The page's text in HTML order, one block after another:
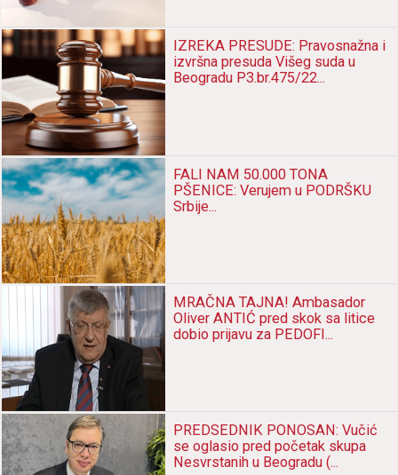
IZREKA PRESUDE: Pravosnažna i
izvršna presuda Višeg suda u
Beogradu P3.br.475/22...
FALI NAM 50.000 TONA
PŠENICE: Verujem u PODRŠKU
Srbije...
MRAČNA TAJNA! Ambasador
Oliver ANTIĆ pred skok sa litice
dobio prijavu za PEDOFI...
PREDSEDNIK PONOSAN: Vučić
se oglasio pred početak skupa
Nesvrstanih u Beogradu (...